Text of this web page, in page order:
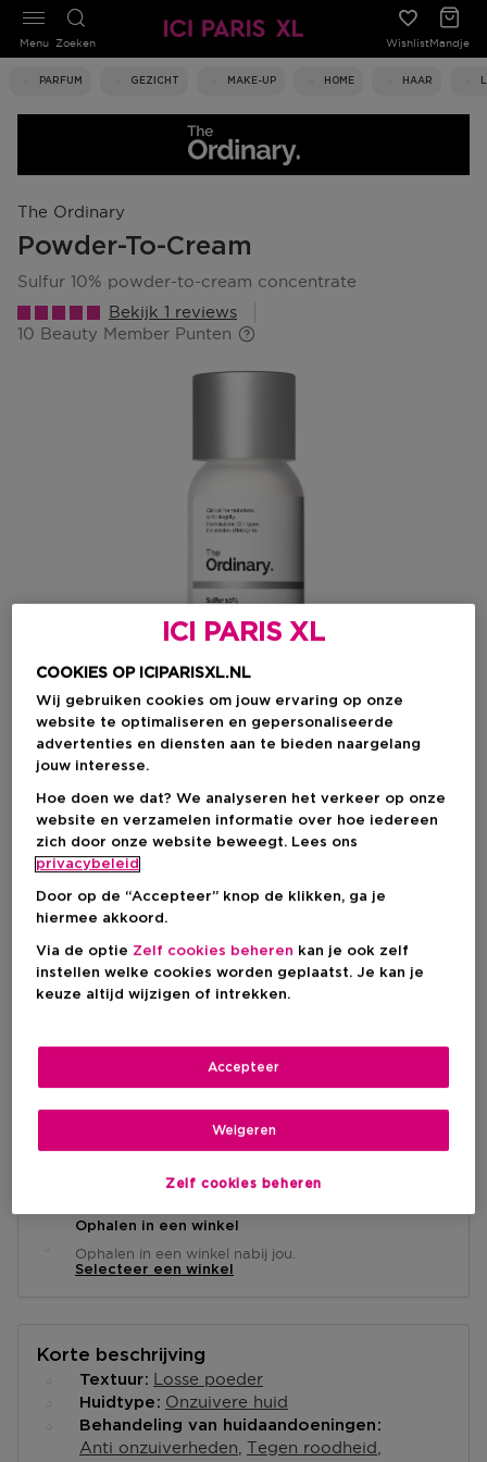
Zoeken WishlistMandje
PARFUM GEZICHT MAKE-UP HOME HAAR
Menu
The Ordinary
Powder-To-Cream
sulfur 10% powder-to-cream concentrate
Bekijk 1 reviews
10 Beauty Member Punten
Kies je formaat
5 G
5 G
€ 10,50
IN WINKELMANDJE
Ophalen in een winkel
Ophalen in een winkel nabij jou.
Selecteer een winkel
Korte beschrijving
Textuur Losse poeder
Huidtype Onzuivere huid
Behandeling van huidaandoeningen
Anti onzuiverheden Tegen roodheid
ICI PARIS XL
COOKIES OP ICIPARISXL.NL
Wij gebruiken cookies om jouw ervaring op onze
website te optimaliseren en gepersonaliseerde
advertenties en diensten aan te bieden naargelang
jouw interesse.
Hoe doen we dat? We analyseren het verkeer op onze
website en verzamelen informatie over hoe iedereen
zich door onze website beweegt. Lees ons
privacybeleid
Door op de “Accepteer” knop de klikken, ga je
hiermee akkoord.
Via de optie Zelf cookies beheren kan je ook zelf
instellen welke cookies worden geplaatst. Je kan je
keuze altijd wijzigen of intrekken.
Zelf cookies beheren
Weigeren
Accepteer